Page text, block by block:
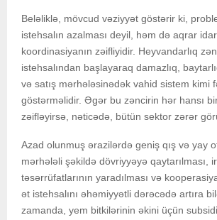
Beləliklə, mövcud vəziyyət göstərir ki,
istehsalın azalması deyil, həm də aqrar
koordinasiyanın zəifliyidir. Heyvandarlıq
istehsalından başlayaraq damazlıq,
və satış mərhələsinədək vahid sistem kimi
göstərməlidir. Əgər bu zəncirin hər hansı
zəifləyirsə, nəticədə, bütün sektor zərər
Azad olunmuş ərazilərdə geniş qış və yay
mərhələli şəkildə dövriyyəyə qaytarılması,
təsərrüfatlarının yaradılması və
ət istehsalını əhəmiyyətli dərəcədə artıra
zamanda, yem bitkilərinin əkini üçün